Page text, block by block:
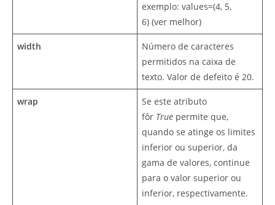
exemplo: values=(4, 5,
6) (ver melhor)
width
Número de caracteres
permitidos na caixa de
texto. Valor de defeito é 20.
wrap
Se este atributo
fôr True permite que,
quando se atinge os limites
inferior ou superior, da
gama de valores, continue
para o valor superior ou
inferior, respectivamente.